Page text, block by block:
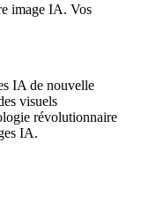
image IA. Vos
IA de nouvelle
visuels
révolutionnaire
IA.